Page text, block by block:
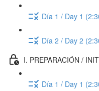
Día 1 / Day 1
Día 2 / Day 2
I. PREPARACIÓN /
Día 1 / Day 1